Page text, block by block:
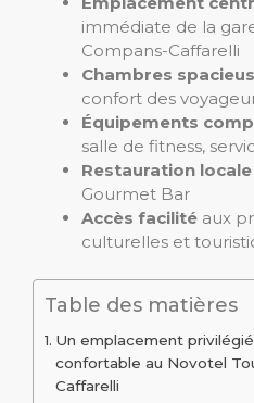
immédiate de la
Compans-Caffarelli
Chambres
confort des
Équipements
salle de fitness,
Restauration
Gourmet Bar
Accès facilité aux
culturelles et
Table des matières
Un emplacement
confortable au Novotel
Caffarelli